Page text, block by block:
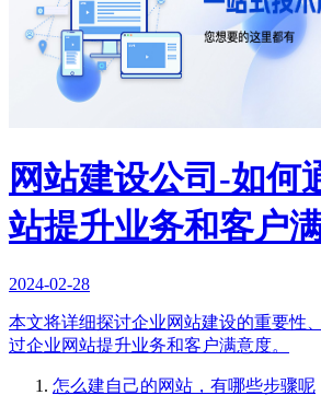
网站建设公司-如何
站提升业务和客户
2024-02-28
本文将详细探讨企业网站建设的重要性
过企业网站提升业务和客户满意度。
怎么建自己的网站，有哪些步骤呢